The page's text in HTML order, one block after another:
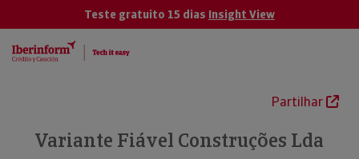
Teste gratuito 15 dias Insight View
Partilhar
Variante Fiável Construções Lda